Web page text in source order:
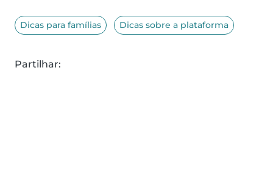
Dicas para famílias Dicas sobre a plataforma
Partilhar: